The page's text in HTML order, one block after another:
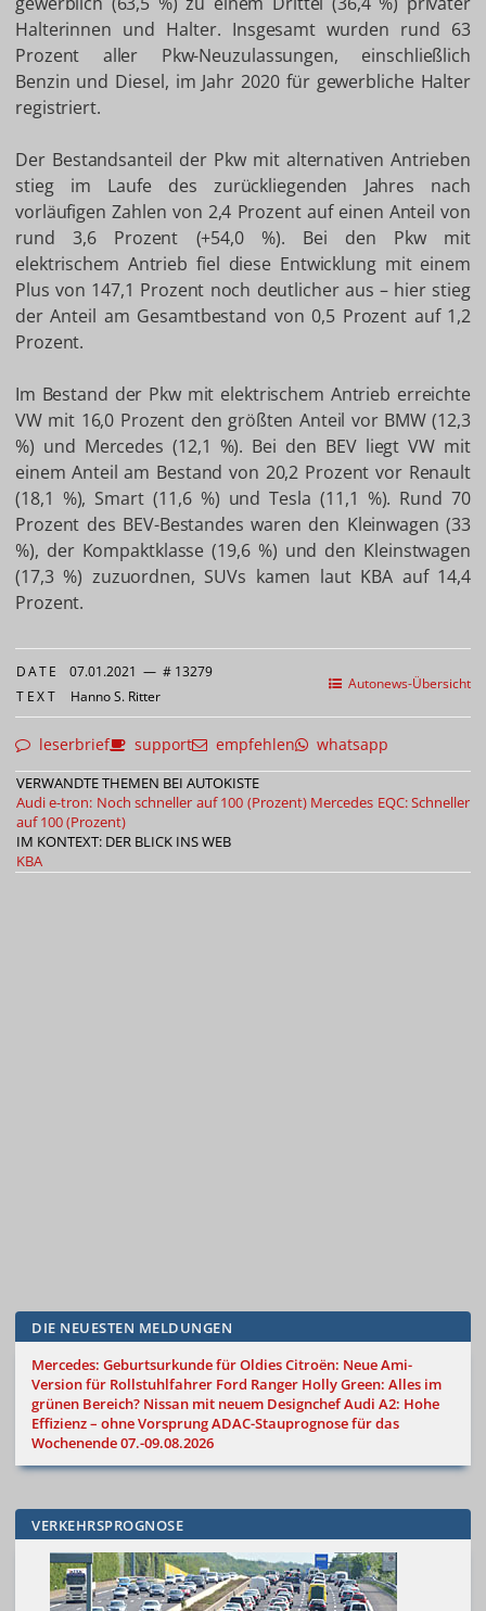
Halterinnen und Halter. Insgesamt wurden rund 63
Prozent aller Pkw-Neuzulassungen, einschließlich
Benzin und Diesel, im Jahr 2020 für gewerbliche Halter
registriert.
Der Bestandsanteil der Pkw mit alternativen Antrieben
stieg im Laufe des zurückliegenden Jahres nach
vorläufigen Zahlen von 2,4 Prozent auf einen Anteil von
rund 3,6 Prozent (+54,0 %). Bei den Pkw mit
elektrischem Antrieb fiel diese Entwicklung mit einem
Plus von 147,1 Prozent noch deutlicher aus – hier stieg
der Anteil am Gesamtbestand von 0,5 Prozent auf 1,2
Prozent.
Im Bestand der Pkw mit elektrischem Antrieb erreichte
VW mit 16,0 Prozent den größten Anteil vor BMW (12,3
%) und Mercedes (12,1 %). Bei den BEV liegt VW mit
einem Anteil am Bestand von 20,2 Prozent vor Renault
(18,1 %), Smart (11,6 %) und Tesla (11,1 %). Rund 70
Prozent des BEV-Bestandes waren den Kleinwagen (33
%), der Kompaktklasse (19,6 %) und den Kleinstwagen
(17,3 %) zuzuordnen, SUVs kamen laut KBA auf 14,4
Prozent.
Autonews-Übersicht
DATE 07.01.2021 — # 13279
TEXT Hanno S. Ritter
leserbrief support empfehlen whatsapp
VERWANDTE THEMEN BEI AUTOKISTE
Audi e-tron: Noch schneller auf 100 (Prozent) Mercedes EQC: Schneller
auf 100 (Prozent)
IM KONTEXT: DER BLICK INS WEB
KBA
DIE NEUESTEN MELDUNGEN
Mercedes: Geburtsurkunde für OldiesCitroën: Neue Ami-
Version für Rollstuhlfahrer Ford Ranger Holly Green: Alles im
grünen Bereich? Nissan mit neuem DesignchefAudi A2: Hohe
Effizienz – ohne VorsprungADAC-Stauprognose für das
Wochenende 07.-09.08.2026
VERKEHRSPROGNOSE